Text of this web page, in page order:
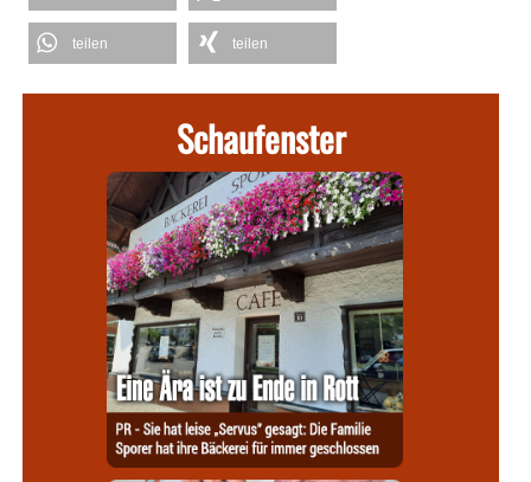
teilen teilen
Schaufenster